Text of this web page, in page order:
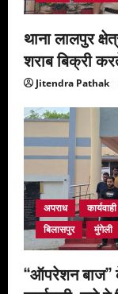
थाना लालपुर
शराब बिक्री
Jitendra Pathak
अपराध कार्यवाही
बिलासपुर
मुंगेली
‘‘ऑपरेशन